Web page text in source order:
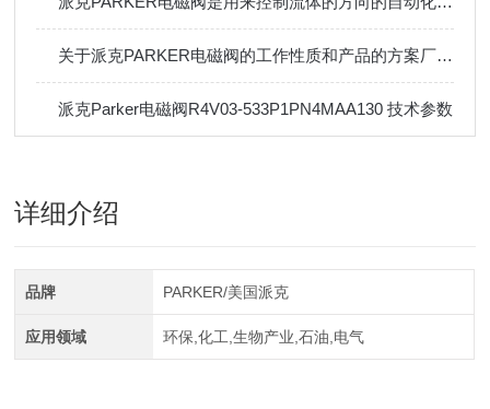
关于派克PARKER电磁阀的工作性质和产品的方案厂家都总结了
派克Parker电磁阀R4V03-533P1PN4MAA130 技术参数
详细介绍
品牌 PARKER/美国派克
应用领域 环保,化工,生物产业,石油,电气